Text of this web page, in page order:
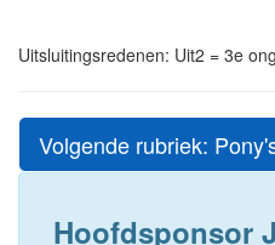
Uitsluitingsredenen: Uit2 = 3e
Volgende rubriek:
Hoofdsponsor